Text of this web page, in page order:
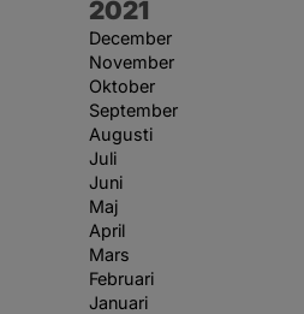
År:
2021
December
November
Oktober
September
Augusti
Juli
Juni
Maj
April
Mars
Februari
Januari